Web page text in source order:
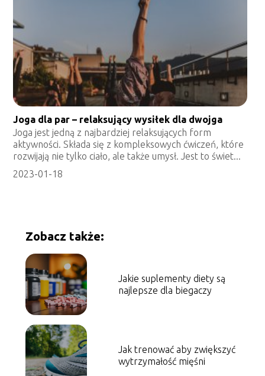
Joga dla par – relaksujący wysiłek dla dwojga
Joga jest jedną z najbardziej relaksujących form
aktywności. Składa się z kompleksowych ćwiczeń, które
rozwijają nie tylko ciało, ale także umysł. Jest to świet...
2023-01-18
Zobacz także:
Jakie suplementy diety są
najlepsze dla biegaczy
Jak trenować aby zwiększyć
wytrzymałość mięśni